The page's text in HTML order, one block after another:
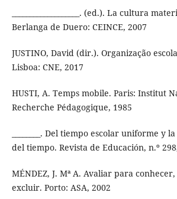
___________________. (ed.). La cultura
Berlanga de Duero: CEINCE, 2007
JUSTINO, David (dir.). Organização
Lisboa: CNE, 2017
HUSTI, A. Temps mobile. Paris: Institut
Recherche Pédagogique, 1985
________. Del tiempo escolar uniforme y
del tiempo. Revista de Educación, n.º
MÉNDEZ, J. Mª A. Avaliar para
excluir. Porto: ASA, 2002